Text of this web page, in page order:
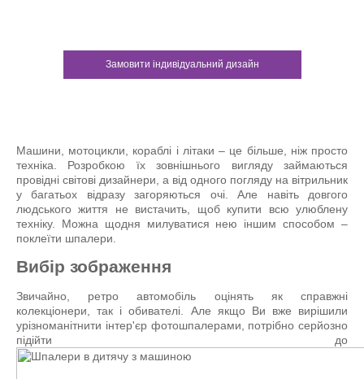
Замовити індивідуальний дизайн
Машини, мотоцикли, кораблі і літаки – це більше, ніж просто
техніка. Розробкою їх зовнішнього вигляду займаються
провідні світові дизайнери, а від одного погляду на вітрильник
у багатьох відразу загоряються очі. Але навіть довгого
людського життя не вистачить, щоб купити всю улюблену
техніку. Можна щодня милуватися нею іншим способом –
поклеїти шпалери.
Вибір зображення
Звичайно, ретро автомобіль оцінять як справжні
колекціонери, так і обивателі. Але якщо Ви вже вирішили
урізноманітнити інтер'єр фотошпалерами, потрібно серйозно
підійти до